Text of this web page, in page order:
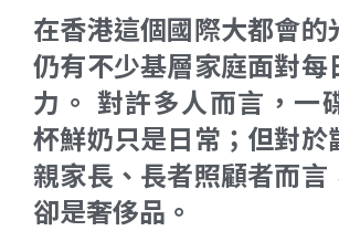
在香港這個國際大都會的
仍有不少基層家庭面對每
力。 對許多人而言，一
杯鮮奶只是日常；但對於
親家長、長者照顧者而言
卻是奢侈品。